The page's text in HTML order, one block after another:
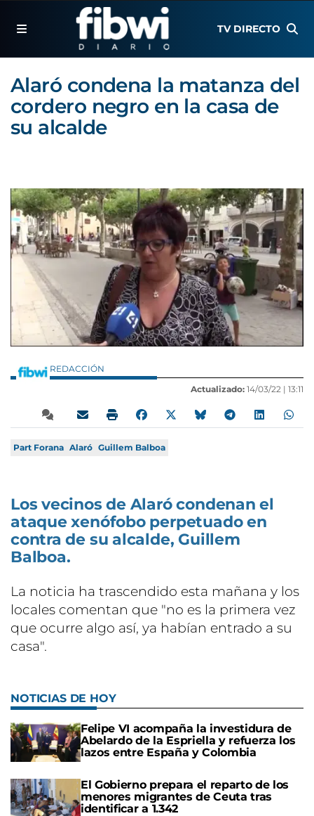
TV DIRECTO
Alaró condena la matanza del
cordero negro en la casa de
su alcalde
REDACCIÓN
Actualizado: 14/03/22 | 13:11
Part Forana Alaró Guillem Balboa
Los vecinos de Alaró condenan el
ataque xenófobo perpetuado en
contra de su alcalde, Guillem
Balboa.
La noticia ha trascendido esta mañana y los
locales comentan que "no es la primera vez
que ocurre algo así, ya habían entrado a su
casa".
NOTICIAS DE HOY
Felipe VI acompaña la investidura de
Abelardo de la Espriella y refuerza los
lazos entre España y Colombia
El Gobierno prepara el reparto de los
menores migrantes de Ceuta tras
identificar a 1.342